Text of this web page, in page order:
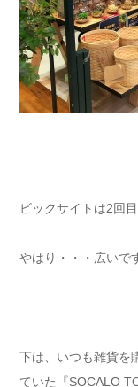
ビックサイトは2回目
やはり・・・広いで
下は、いつも雑貨を
ていた『SOCALO